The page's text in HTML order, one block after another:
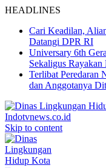
HEADLINES
Cari Keadilan,
Datangi DPR RI
Universary 6th
Sekaligus
Terlibat Peredaran
dan Anggotanya
Skip to content